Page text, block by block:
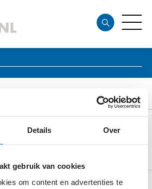
Details Over
gebruik van cookies
om content en advertenties te